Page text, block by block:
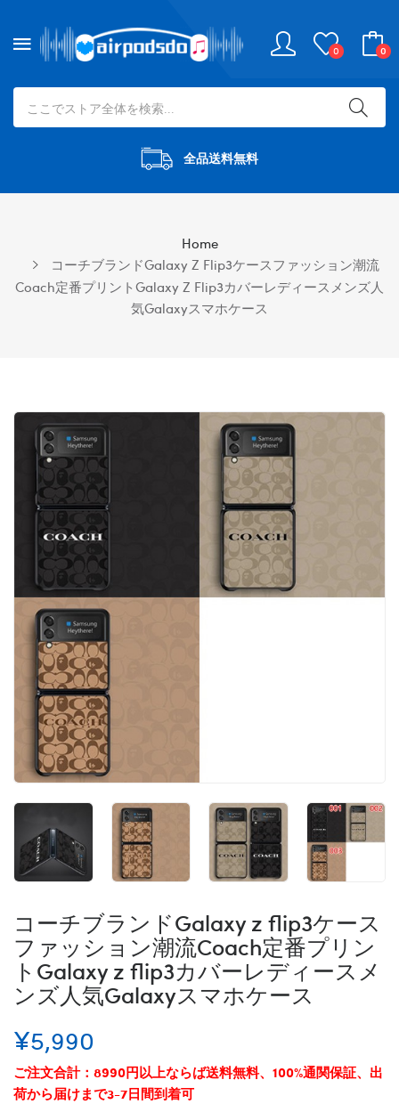
0 0
全品送料無料
Home
コーチブランドGalaxy Z Flip3ケースファッション潮流
Coach定番プリントGalaxy Z Flip3カバーレディースメンズ人
気Galaxyスマホケース
コーチブランドGalaxy z flip3ケース
ファッション潮流Coach定番プリン
トGalaxy z flip3カバーレディースメ
ンズ人気Galaxyスマホケース
¥5,990
ご注文合計：8990円以上ならば送料無料、100%通関保証、出
荷から届けまで3-7日間到着可